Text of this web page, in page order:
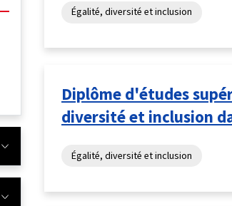
Égalité, diversité et inclusion
Diplôme d'études
diversité et inclusion
Égalité, diversité et inclusion